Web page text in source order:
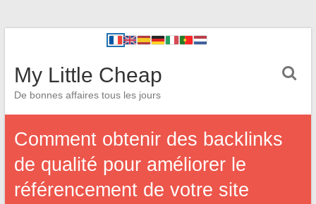
My Little Cheap
De bonnes affaires tous les jours
Comment obtenir des backlinks
de qualité pour améliorer le
référencement de votre site